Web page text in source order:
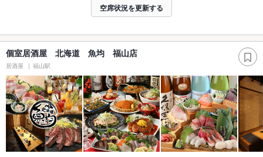
空席状況を更新する
個室居酒屋 北海道 魚均 福山店
居酒屋 福山駅